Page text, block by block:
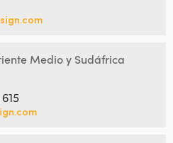
Medio y Sudáfrica